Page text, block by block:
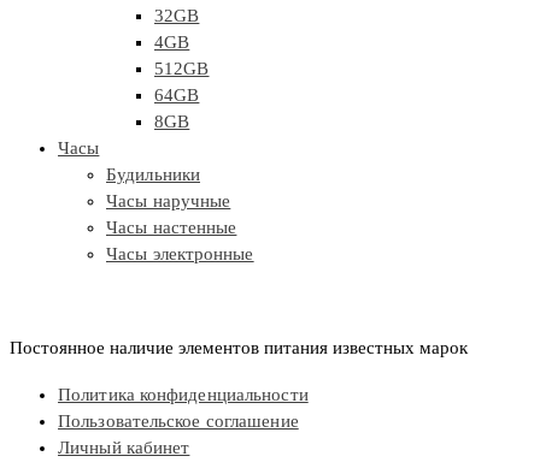
32GB
4GB
512GB
64GB
8GB
Часы
Будильники
Часы наручные
Часы настенные
Часы электронные
Постоянное наличие элементов питания известных марок
Политика конфиденциальности
Пользовательское соглашение
Личный кабинет